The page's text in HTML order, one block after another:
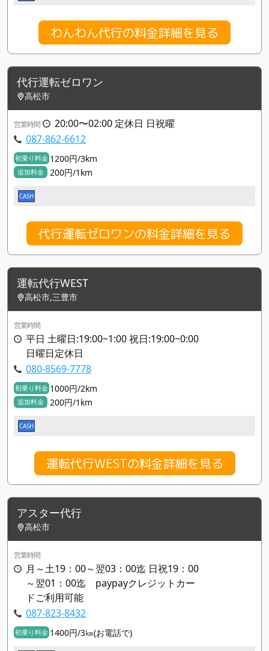
わんわん代行の料金詳細を見る
代行運転ゼロワン
高松市
営業時間
20:00〜02:00 定休日 日祝曜
087-862-6612
初乗り料金 1200円/3km
追加料金 200円/1km
CASH
代行運転ゼロワンの料金詳細を見る
運転代行WEST
高松市,三豊市
営業時間
平日 土曜日:19:00~1:00 祝日:19:00~0:00
日曜日定休日
080-8569-7778
初乗り料金 1000円/2km
追加料金 200円/1km
CASH
運転代行WESTの料金詳細を見る
アスター代行
高松市
営業時間
月～土19：00～翌03：00迄 日祝19：00
～翌01：00迄 paypayクレジットカー
ドご利用可能
087-823-8432
初乗り料金 1400円/3㎞(お電話で)